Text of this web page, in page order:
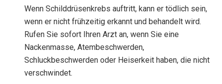
Wenn Schilddrüsenkrebs auftritt, kann er tödlich sein,
wenn er nicht frühzeitig erkannt und behandelt wird.
Rufen Sie sofort Ihren Arzt an, wenn Sie eine
Nackenmasse, Atembeschwerden,
Schluckbeschwerden oder Heiserkeit haben, die nicht
verschwindet.